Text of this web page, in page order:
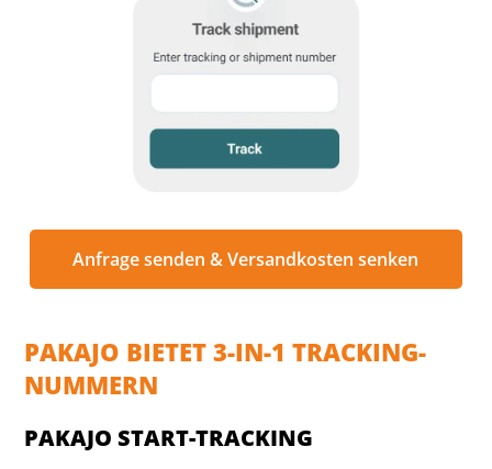
Anfrage senden & Versandkosten senken
PAKAJO BIETET 3-IN-1 TRACKING-
NUMMERN
PAKAJO START-TRACKING